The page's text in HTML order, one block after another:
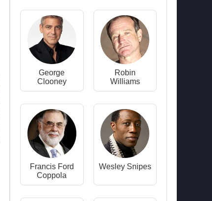
George
Clooney
Robin
Williams
Francis Ford
Coppola
Wesley Snipes